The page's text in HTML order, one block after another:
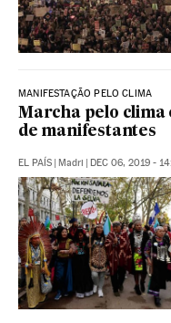
MANIFESTAÇÃO PELO CLIMA
Marcha pelo
de manifestantes
EL PAÍS | Madri | DEC 06, 2019 -